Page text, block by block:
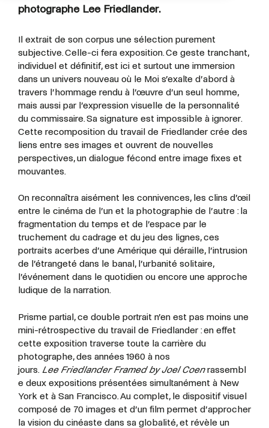
photographe Lee Friedlander.
Il extrait de son corpus une sélection purement
subjective. Celle-ci fera exposition. Ce geste tranchant,
individuel et définitif, est ici et surtout une immersion
dans un univers nouveau où le Moi s’exalte d’abord à
travers l’hommage rendu à l’œuvre d’un seul homme,
mais aussi par l’expression visuelle de la personnalité
du commissaire. Sa signature est impossible à ignorer.
Cette recomposition du travail de Friedlander crée des
liens entre ses images et ouvrent de nouvelles
perspectives, un dialogue fécond entre image fixes et
mouvantes.
On reconnaîtra aisément les connivences, les clins d’œil
entre le cinéma de l’un et la photographie de l’autre : la
fragmentation du temps et de l’espace par le
truchement du cadrage et du jeu des lignes, ces
portraits acerbes d’une Amérique qui déraille, l’intrusion
de l’étrangeté dans le banal, l’urbanité solitaire,
l’événement dans le quotidien ou encore une approche
ludique de la narration.
Prisme partial, ce double portrait n’en est pas moins une
mini-rétrospective du travail de Friedlander : en effet
cette exposition traverse toute la carrière du
photographe, des années 1960 à nos
jours. Lee Friedlander Framed by Joel Coen rassembl
e deux expositions présentées simultanément à New
York et à San Francisco. Au complet, le dispositif visuel
composé de 70 images et d’un film permet d’approcher
la vision du cinéaste dans sa globalité, et révèle un